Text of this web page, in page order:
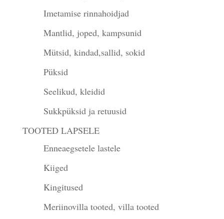
Imetamise rinnahoidjad
Mantlid, joped, kampsunid
Mütsid, kindad,sallid, sokid
Püksid
Seelikud, kleidid
Sukkpüksid ja retuusid
TOOTED LAPSELE
Enneaegsetele lastele
Kiiged
Kingitused
Meriinovilla tooted, villa tooted